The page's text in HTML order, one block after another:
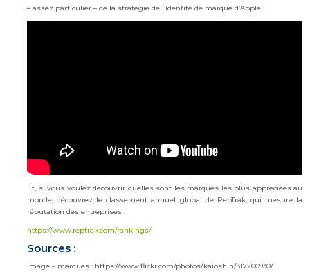
– assez particulier – de la stratégie de l’identité de marque d’Apple
Et, si vous voulez découvrir quelles sont les marques les plus appréciées au
monde, découvrez le classement annuel global de RepTrak, qui mesure la
réputation des entreprises :
https://www.reptrak.com/rankings/
Sources :
Image – marques : https://www.flickr.com/photos/kaioshin/317200930/